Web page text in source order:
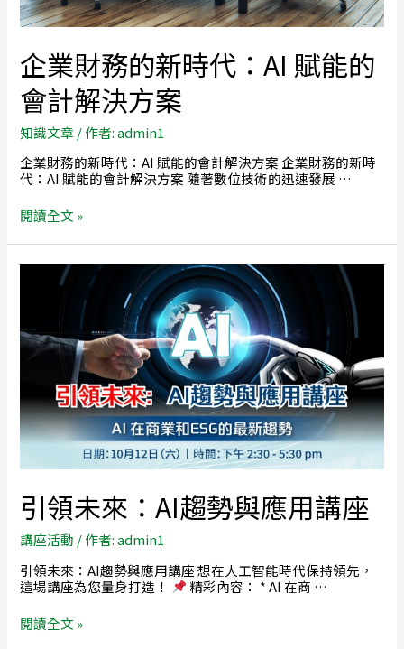
企業財務的新時代：AI 賦能的
會計解決方案
知識文章 / 作者:admin1
企業財務的新時代：AI 賦能的會計解決方案 企業財務的新時
代：AI 賦能的會計解決方案 隨著數位技術的迅速發展 …
閱讀全文 »
引領未來：AI趨勢與應用講座
講座活動 / 作者:admin1
引領未來：AI趨勢與應用講座 想在人工智能時代保持領先，
這場講座為您量身打造！
精彩內容： * AI 在商 …
閱讀全文 »